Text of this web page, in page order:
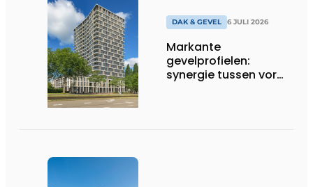
DAK & GEVEL 6 JULI 2026
Markante
gevelprofielen:
synergie tussen vorm